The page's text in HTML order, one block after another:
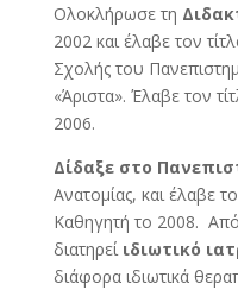
Ολοκλήρωσε τη
2002 και έλαβε τον
Σχολής του
«Άριστα». Έλαβε τον
2006.
Δίδαξε στο
Ανατομίας, και έλαβε
Καθηγητή το 2008.
διατηρεί ιδιωτικό
διάφορα ιδιωτικά